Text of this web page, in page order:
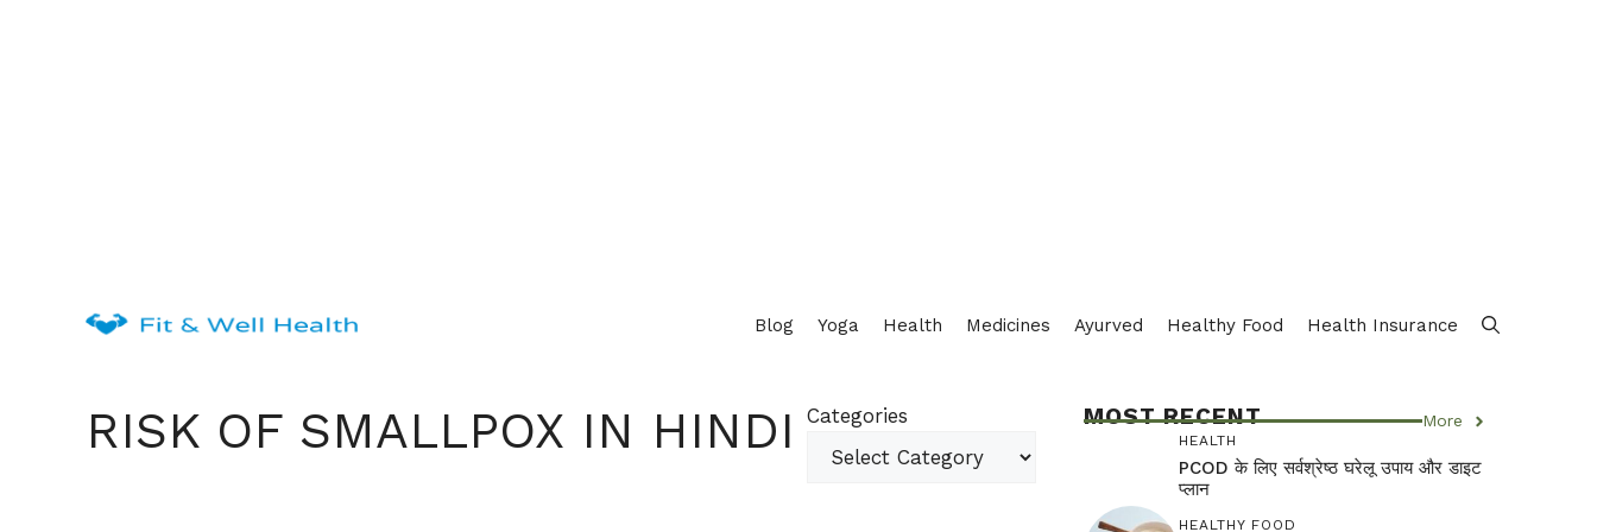
Blog Yoga Health Medicines Ayurved Healthy Food Health Insurance
RISK OF SMALLPOX IN HINDI Categories MOST RECENT More
HEALTH
PCOD के लिए सर्वश्रेष्ठ घरेलू उपाय और डाइट
प्लान
HEALTHY FOOD